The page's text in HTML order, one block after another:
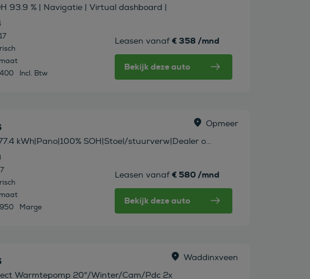
93.9 % | Navigatie | Virtual dashboard |
Incl. Btw
Leasen vanaf € 358 /mnd
Bekijk deze auto
Opmeer
kWh|Pano|100% SOH|Stoel/stuurverw|Dealer o...
Marge
Leasen vanaf € 580 /mnd
Bekijk deze auto
Waddinxveen
Warmtepomp 20"/Winter/Cam/Pdc 2x